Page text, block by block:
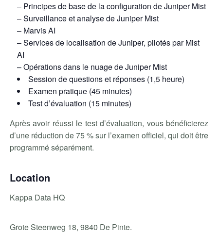
– Principes de base de la configuration de Juniper Mist
– Surveillance et analyse de Juniper Mist
– Marvis AI
– Services de localisation de Juniper, pilotés par Mist
AI
– Opérations dans le nuage de Juniper Mist
Session de questions et réponses (1,5 heure)
Examen pratique (45 minutes)
Test d’évaluation (15 minutes)
Après avoir réussi le test d’évaluation, vous bénéficierez
d’une réduction de 75 % sur l’examen officiel, qui doit être
programmé séparément.
Location
Kappa Data HQ
Grote Steenweg 18, 9840 De Pinte.